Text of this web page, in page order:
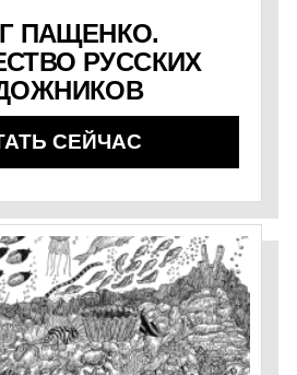
ПАЩЕНКО.
РУССКИХ
СЕЙЧАС